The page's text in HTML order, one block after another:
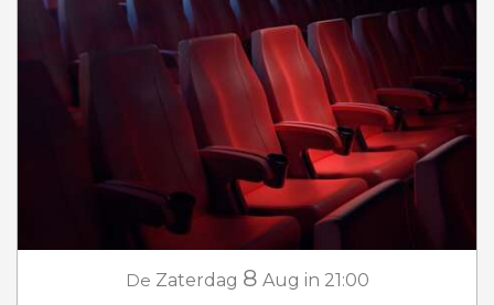
De Zaterdag 8 Aug in 21:00